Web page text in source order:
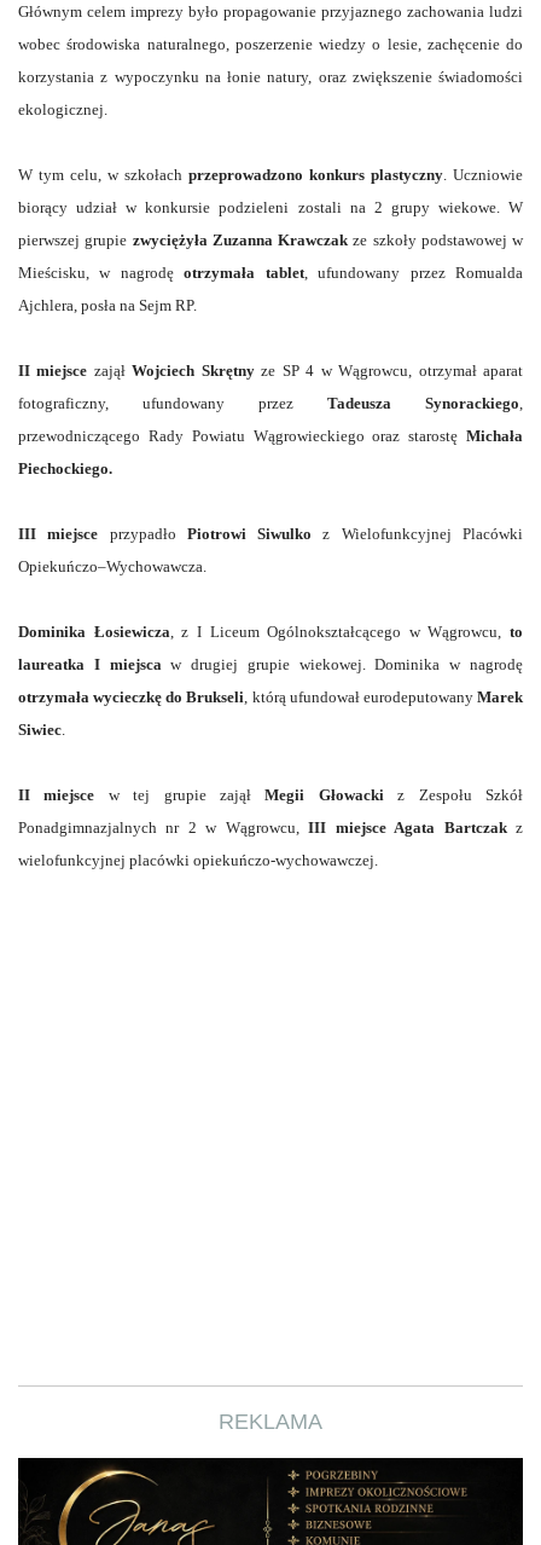
Głównym celem imprezy było propagowanie przyjaznego zachowania ludzi
wobec środowiska naturalnego, poszerzenie wiedzy o lesie, zachęcenie do
korzystania z wypoczynku na łonie natury, oraz zwiększenie świadomości
ekologicznej.
W tym celu, w szkołach przeprowadzono konkurs plastyczny . Uczniowie
biorący udział w konkursie podzieleni zostali na 2 grupy wiekowe. W
pierwszej grupie zwyciężyła Zuzanna Krawczakze szkoły podstawowej w
Mieścisku, w nagrodęotrzymała tablet, ufundowany przez Romualda
Ajchlera, posła na Sejm RP.
II miejsce zająłWojciech Skrętnyze SP 4 w Wągrowcu, otrzymał aparat
fotograficzny, ufundowany przez Tadeusza Synorackiego
przewodniczącego Rady Powiatu Wągrowieckiego oraz starostę Michała
Piechockiego.
III miejsce przypadło Piotrowi Siwulko z Wielofunkcyjnej Placówki
Opiekuńczo–Wychowawcza.
Dominika Łosiewicza , z I Liceum Ogólnokształcącego w Wągrowcu, to
laureatka I miejsca w drugiej grupie wiekowej. Dominika w nagrodę
otrzymała wycieczkę do Brukseli , którą ufundował eurodeputowanyMarek
Siwiec
II miejsce w tej grupie zająłMegii Głowackiz Zespołu Szkół
Ponadgimnazjalnych nr 2 w Wągrowcu,
III miejsce Agata Bartczakz
wielofunkcyjnej placówki opiekuńczo-wychowawczej.
REKLAMA